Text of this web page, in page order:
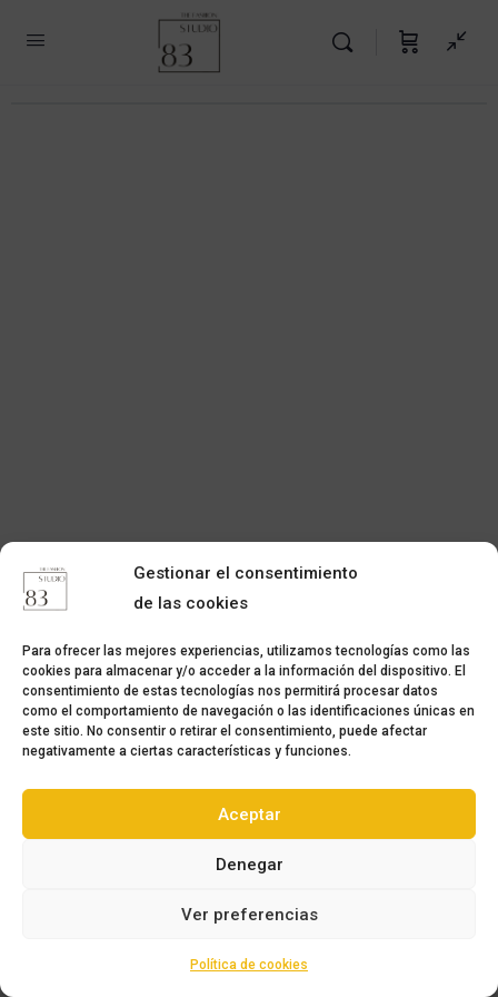
Gestionar el consentimiento
de las cookies
Para ofrecer las mejores experiencias, utilizamos tecnologías como las
cookies para almacenar y/o acceder a la información del dispositivo. El
consentimiento de estas tecnologías nos permitirá procesar datos
como el comportamiento de navegación o las identificaciones únicas en
este sitio. No consentir o retirar el consentimiento, puede afectar
negativamente a ciertas características y funciones.
Aceptar
Denegar
Ver preferencias
Política de cookies